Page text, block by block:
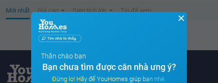
Mới nhất Giá cao Diện tích lớn Tin đã xem
Không tìm thấy tin bất động sản nào
✕
Thân chào bạn
Bạn chưa tìm được căn nhà ưng ý?
Đừng lo! Hãy để YouHomes giúp bạn nhé.